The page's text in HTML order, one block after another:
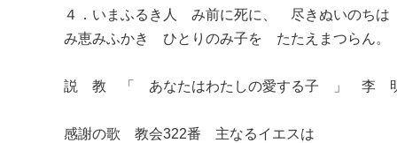
４．いまふるき人 み前に死に、 尽きぬいのち
み恵みふかき ひとりのみ子を たたえまつらん。
説 教 「 あなたはわたしの愛する子 」 李
感謝の歌 教会322番 主なるイエスは